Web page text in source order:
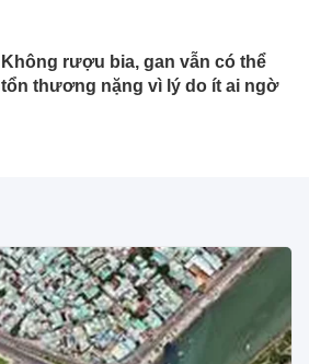
Không rượu bia, gan vẫn có thể
tổn thương nặng vì lý do ít ai ngờ